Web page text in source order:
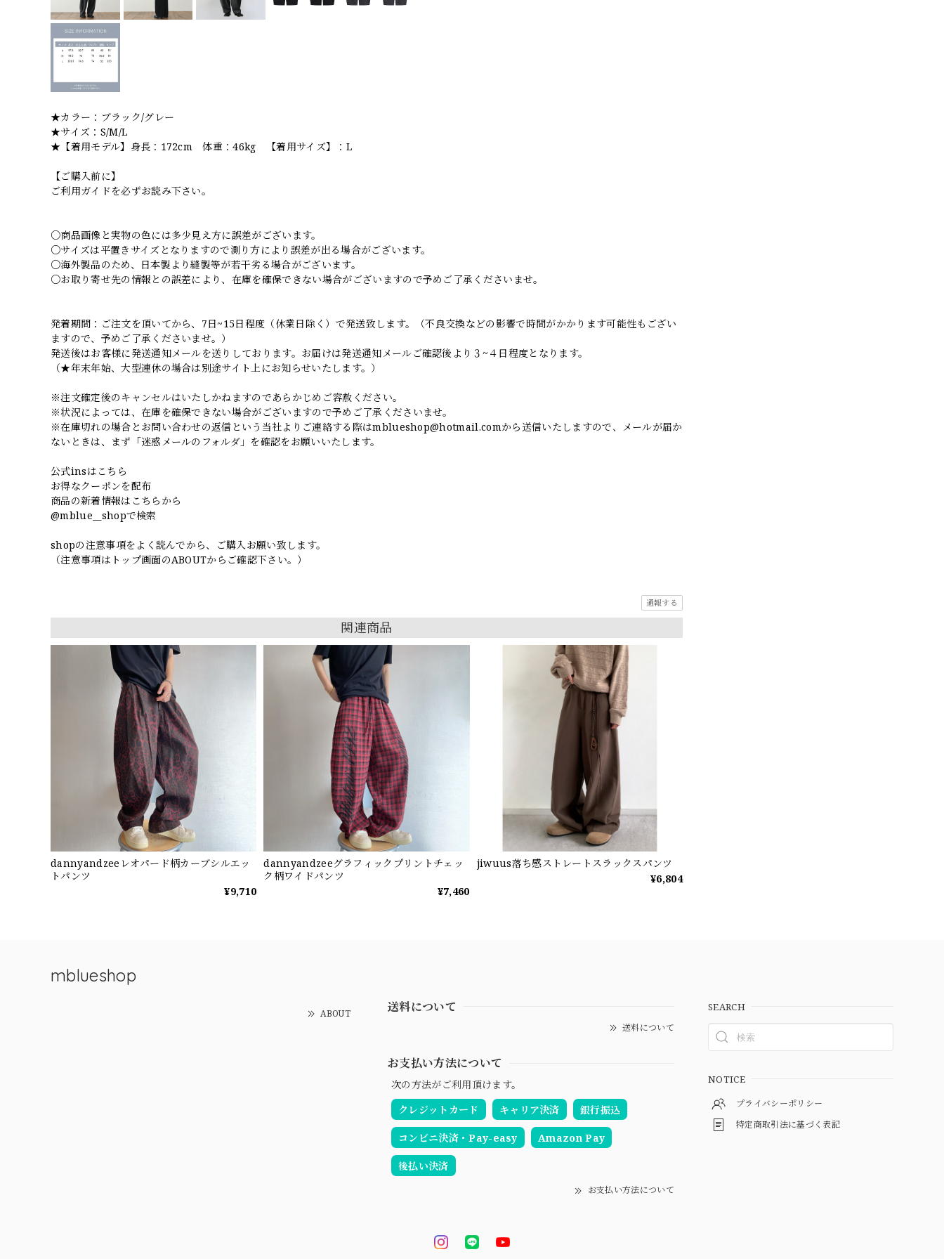
★カラー：ブラック/グレー
★サイズ：S/M/L
★【着用モデル】身長：172cm 体重：46kg 【着用サイズ】：L
【ご購入前に】
ご利用ガイドを必ずお読み下さい。
○商品画像と実物の色には多少見え方に誤差がございます。
○サイズは平置きサイズとなりますので測り方により誤差が出る場合がございます。
○海外製品のため、日本製より縫製等が若干劣る場合がございます。
○お取り寄せ先の情報との誤差により、在庫を確保できない場合がございますので予めご了承くださいませ。
発着期間：ご注文を頂いてから、7日~15日程度（休業日除く）で発送致します。（不良交換などの影響で時間がかかります可能性もござい
ますので、予めご了承くださいませ。）
発送後はお客様に発送通知メールを送りしております。お届けは発送通知メールご確認後より３~４日程度となります。
（★年末年始、大型連休の場合は別途サイト上にお知らせいたします。）
※注文確定後のキャンセルはいたしかねますのであらかじめご容赦ください。
※状況によっては、在庫を確保できない場合がございますので予めご了承くださいませ。
※在庫切れの場合とお問い合わせの返信という当社よりご連絡する際はmblueshop@hotmail.comから送信いたしますので、メールが届か
ないときは、まず「迷惑メールのフォルダ」を確認をお願いいたします。
公式insはこちら
お得なクーポンを配布
商品の新着情報はこちらから
@mblue__shopで検索
shopの注意事項をよく読んでから、ご購入お願い致します。
（注意事項はトップ画面のABOUTからご確認下さい。）
通報する
関連商品
dannyandzeeレオパード柄カーブシルエッ
トパンツ
¥9,710
dannyandzeeグラフィックプリントチェッ
ク柄ワイドパンツ
¥7,460
jiwuus落ち感ストレートスラックスパンツ
¥6,804
mblueshop
ABOUT 送料について
送料について
お支払い方法について
次の方法がご利用頂けます。
クレジットカード
キャリア決済 銀行振込
コンビニ決済・Pay-easy Amazon Pay
後払い決済
お支払い方法について
SEARCH
NOTICE
プライバシーポリシー
特定商取引法に基づく表記